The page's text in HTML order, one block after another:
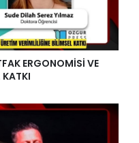
ERGONOMİSİ VE
KATKI